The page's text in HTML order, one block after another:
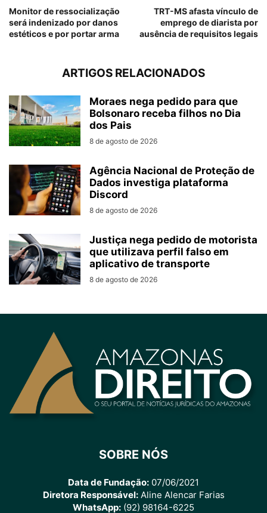
Monitor de ressocialização
será indenizado por danos
estéticos e por portar arma
TRT-MS afasta vínculo de
emprego de diarista por
ausência de requisitos legais
ARTIGOS RELACIONADOS
Moraes nega pedido para que
Bolsonaro receba filhos no Dia
dos Pais
8 de agosto de 2026
Agência Nacional de Proteção de
Dados investiga plataforma
Discord
8 de agosto de 2026
Justiça nega pedido de motorista
que utilizava perfil falso em
aplicativo de transporte
8 de agosto de 2026
SOBRE NÓS
Data de Fundação: 07/06/2021
Diretora Responsável:Aline Alencar Farias
WhatsApp: (92) 98164-6225